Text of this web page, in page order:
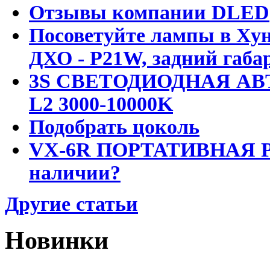
Отзывы компании DLED
Посоветуйте лампы в
ДХО - P21W, задний
3S СВЕТОДИОДНАЯ
L2 3000-10000K
Подобрать цоколь
VX-6R ПОРТАТИВНАЯ
наличии?
Другие статьи
Новинки